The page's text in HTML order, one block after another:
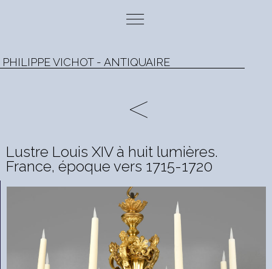
PHILIPPE VICHOT - ANTIQUAIRE
Lustre Louis XIV à huit lumières.
France, époque vers 1715-1720